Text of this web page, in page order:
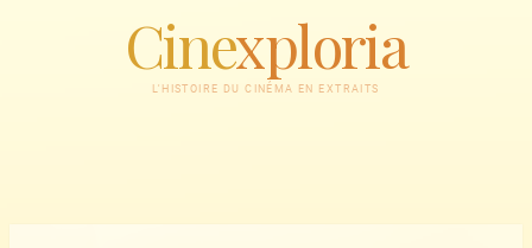
Cinexploria
L'HISTOIRE DU CINÉMA EN EXTRAITS